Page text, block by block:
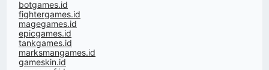
botgames.id
fightergames.id
magegames.id
epicgames.id
tankgames.id
marksmangames.id
gameskin.id